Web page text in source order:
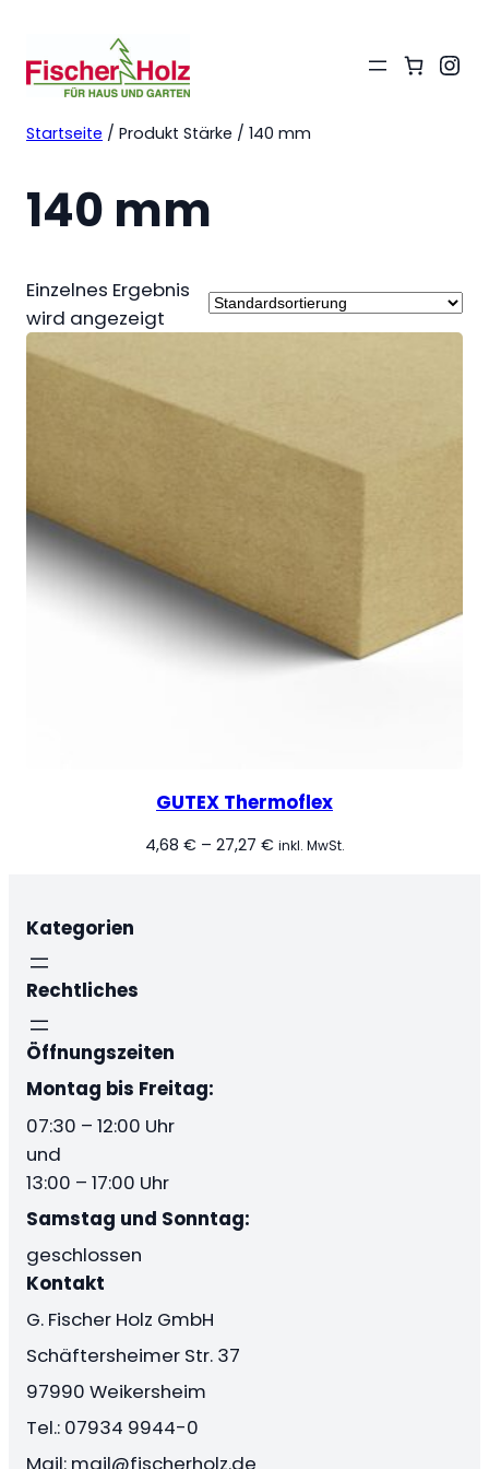
Startseite / Produkt Stärke / 140 mm
140 mm
Einzelnes Ergebnis
wird angezeigt
GUTEX Thermoflex
4,68 € – 27,27 €Preisspanne:
inkl. MwSt.
Kategorien
Rechtliches
Öffnungszeiten
Montag bis Freitag:
07:30 – 12:00 Uhr
und
13:00 – 17:00 Uhr
Samstag und Sonntag:
geschlossen
Kontakt
G. Fischer Holz GmbH
Schäftersheimer Str. 37
97990 Weikersheim
Tel.: 07934 9944-0
Mail: mail@fischerholz.de